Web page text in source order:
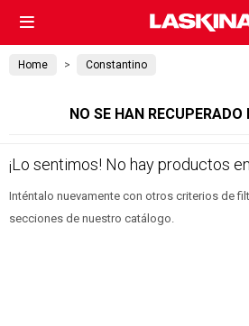

Home Constantino
NO SE HAN
¡Lo sentimos! No hay productos
Inténtalo nuevamente con otros criterios de
secciones de nuestro catálogo.